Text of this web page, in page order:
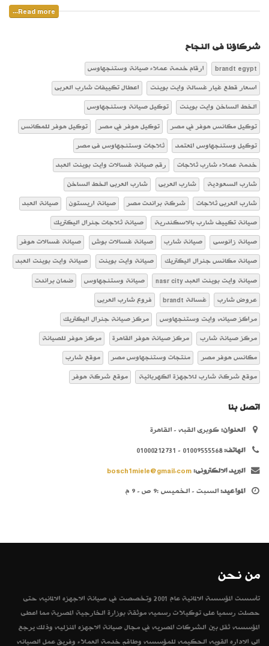
Read more...
شركاؤنا فى النجاح
brandt egypt ارقام خدمة عملاء صيانة وستنجهاوس
اسعار قطع غيار غسالة وايت بوينت اعطال تكييفات شارب العربى
الخط الساخن وايت بوينت توكيل صيانة وستنجهاوس
توكيل مكانس هوفر في مصر توكيل هوفر في مصر توكيل هوفر للمكانس
توكيل وستنجهاوس المعتمد ثلاجات وستنجهاوس فى مصر
خدمة عملاء شارب ثلاجات رقم صيانة غسالات وايت بوينت العبد
شارب السعودية شارب العربى شارب العربى الخط الساخن
شارب العربى ثلاجات شركة براندت مصر صيانة اريستون صيانة العبد
صيانة تكييف شارب بالاسكندرية صيانة ثلاجات جنرال اليكتريك
صيانة زانوسى صيانة شارب صيانة غسالات بوش صيانة غسالات هوفر
صيانة مكانس جنرال اليكتريك صيانة وايت بوينت صيانة وايت بوينت العبد
صيانة وايت بوينت العبد nasr city صيانة وستنجهاوس ضمان براندت
عروض شارب غسالة brandt فروع شارب العربى
مراكز صيانه وايت وستنجهاوس مركز صيانة جنرال اليكتريك
مركز صيانة شارب مركز صيانة هوفر القاهرة مركز هوفر للصيانة
مكانس هوفر مصر منتجات وستنجهاوس مصر موقع شارب
موقع شركة شارب للاجهزة الكهربائية موقع شركة هوفر
اتصل بنا
العنوان: كوبرى القبه - القاهرة
الهاتف: 01009555568 - 01000212731
البريد الالكترونى: bosch1miele@gmail.com
المواعيد: السبت - الخميس :9 ص - 9 م
من نحن
تأسست المؤسسة الالمانية عام 2001 وتخصصت في صيانة الاجهزه الالمانيه حتى
حصلت رسميا على توكيلات رسميه موثقة بوزارة الخارجية المصرية مما اعطى
المؤسسه ثقل بين الشركات المصريه في مجال صيانة الاجهزه المنزليه وذلك يرجع
الى الاداره القويه الحكيمه للمؤسسه وطاقم خدمة العملاء وفريق عمل الصيانه